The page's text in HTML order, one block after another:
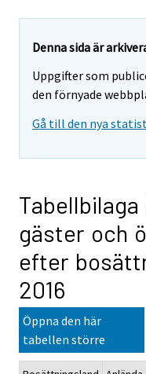
Denna sida är
Uppgifter som
den förnyade
Gå till den nya
Tabellbilaga
gäster och
efter
2016
Öppna den här
tabellen större